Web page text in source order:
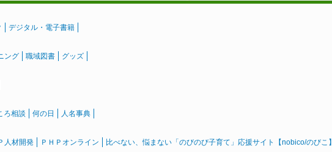
デジタル・電子書籍
ング 職域図書 グッズ
ろ相談 何の日 人名事典
人材開発 ＰＨＰオンライン 比べない、悩まない「のびのび子育て」応援サイト【nobico/のびこ】